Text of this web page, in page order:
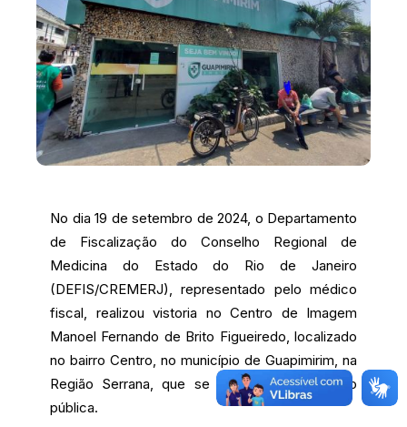
No dia 19 de setembro de 2024, o Departamento
de Fiscalização do Conselho Regional de
Medicina do Estado do Rio de Janeiro
(DEFIS/CREMERJ), representado pelo médico
fiscal, realizou vistoria no Centro de Imagem
Manoel Fernando de Brito Figueiredo, localizado
no bairro Centro, no município de Guapimirim, na
Região Serrana, que se encontra sob gestão
pública.